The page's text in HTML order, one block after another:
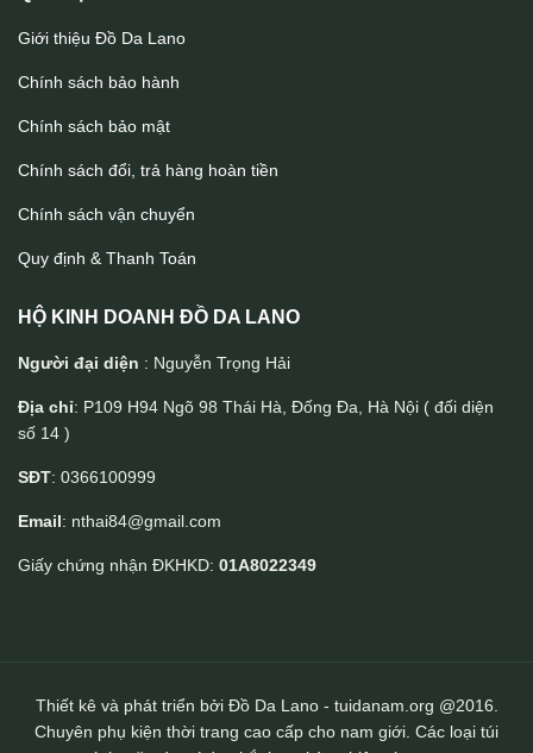
Giới thiệu Đồ Da Lano
Chính sách bảo hành
Chính sách bảo mật
Chính sách đổi, trả hàng hoàn tiền
Chính sách vận chuyển
Quy định & Thanh Toán
HỘ KINH DOANH ĐỒ DA LANO
Người đại diện : Nguyễn Trọng Hải
Địa chỉ: P109 H94 Ngõ 98 Thái Hà, Đống Đa, Hà Nội ( đối diện
số 14 )
SĐT: 0366100999
Email: nthai84@gmail.com
Giấy chứng nhận ĐKHKD: 01A8022349
Thiết kê và phát triển bởi Đồ Da Lano - tuidanam.org @2016.
Chuyên phụ kiện thời trang cao cấp cho nam giới. Các loại túi